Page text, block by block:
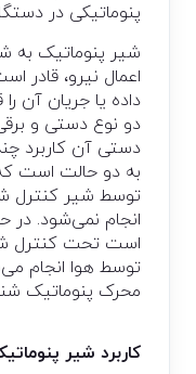
پنوماتیکی در
شیر پنوماتیک
اعمال نیرو، قادر
داده یا جریان آن
دو نوع دستی و
دستی آن کاربرد
به دو حالت است
توسط شیر کنترل
انجام نمی‌شود. در
است تحت کنترل
توسط هوا انجام
محرک پنوماتیک
کاربرد شیر